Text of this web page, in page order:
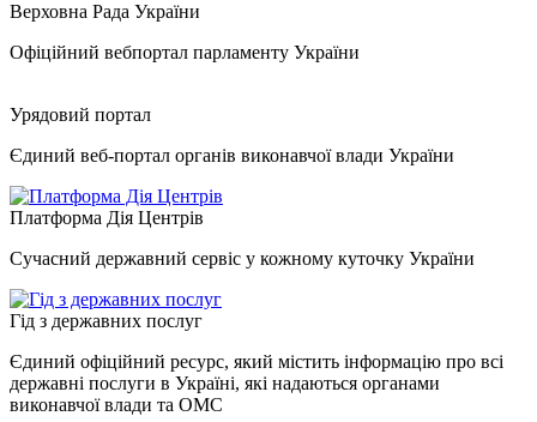
Верховна Рада України
Офіційний вебпортал парламенту України
Урядовий портал
Єдиний веб-портал органів виконавчої влади України
Платформа Дія Центрів
Сучасний державний сервіс у кожному куточку України
Гід з державних послуг
Єдиний офіційний ресурс, який містить інформацію про всі
державні послуги в Україні, які надаються органами
виконавчої влади та ОМС